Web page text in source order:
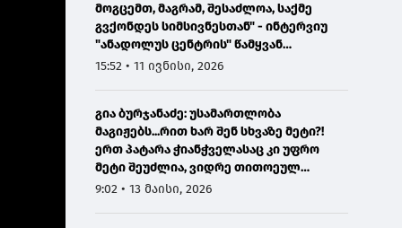
მოგცემთ, მაგრამ, შესაძლოა, საქმე
გვქონდეს სიმსივნესთან" - ინტერვიუ
"ანადოლუს ცენტრის" წამყვან
ონკოლოგთან
15:52 • 11 ივნისი, 2026
გია ბურჯანაძე: უსამართლობა
მაგიჟებს...რით ხარ შენ სხვაზე მეტი?!
ერთ პატარა ჭიანჭველასაც კი უფრო
მეტი შეუძლია, ვიდრე თითოეულ
ჩვენგანს...
9:02 • 13 მაისი, 2026